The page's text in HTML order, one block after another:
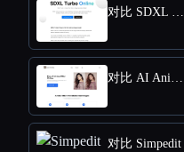
对比 SDXL TURBO ONLINE
对比 AI Anime Filter
对比 Simpedit